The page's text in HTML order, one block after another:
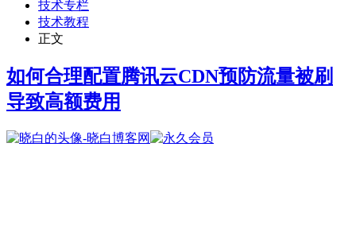
技术专栏
技术教程
正文
如何合理配置腾讯云CDN预防流量被刷
导致高额费用